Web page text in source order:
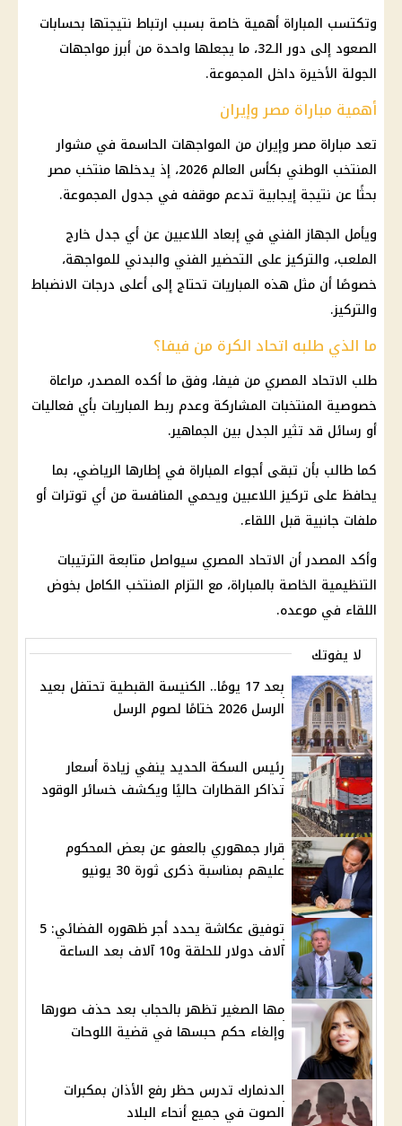
وتكتسب المباراة أهمية خاصة بسبب ارتباط نتيجتها بحسابات
الصعود إلى دور الـ32، ما يجعلها واحدة من أبرز مواجهات
الجولة الأخيرة داخل المجموعة.
أهمية مباراة مصر وإيران
تعد مباراة مصر وإيران من المواجهات الحاسمة في مشوار
المنتخب الوطني بكأس العالم 2026، إذ يدخلها
منتخب مصر
بحثًا عن نتيجة إيجابية تدعم موقفه في جدول المجموعة.
ويأمل الجهاز الفني في إبعاد اللاعبين عن أي جدل خارج
الملعب، والتركيز على التحضير الفني والبدني للمواجهة،
خصوصًا أن مثل هذه المباريات تحتاج إلى أعلى درجات الانضباط
والتركيز.
ما الذي طلبه اتحاد الكرة من فيفا؟
طلب الاتحاد المصري من فيفا، وفق ما أكده المصدر، مراعاة
خصوصية المنتخبات المشاركة وعدم ربط المباريات بأي فعاليات
أو رسائل قد تثير الجدل بين الجماهير.
كما طالب بأن تبقى أجواء المباراة في إطارها الرياضي، بما
يحافظ على تركيز اللاعبين ويحمي المنافسة من أي توترات أو
ملفات جانبية قبل اللقاء.
وأكد المصدر أن الاتحاد المصري سيواصل متابعة الترتيبات
التنظيمية الخاصة بالمباراة، مع التزام المنتخب الكامل بخوض
اللقاء في موعده.
لا يفوتك
بعد 17 يومًا.. الكنيسة القبطية تحتفل بعيد
الرسل 2026 ختامًا لصوم الرسل
رئيس السكة الحديد ينفي زيادة أسعار
تذاكر القطارات حاليًا ويكشف خسائر الوقود
قرار جمهوري بالعفو عن بعض المحكوم
عليهم بمناسبة ذكرى ثورة 30 يونيو
توفيق عكاشة يحدد أجر ظهوره الفضائي: 5
آلاف دولار للحلقة و10 آلاف بعد الساعة
مها الصغير تظهر بالحجاب بعد حذف صورها
وإلغاء حكم حبسها في قضية اللوحات
الدنمارك تدرس حظر رفع الأذان بمكبرات
الصوت في جميع أنحاء البلاد